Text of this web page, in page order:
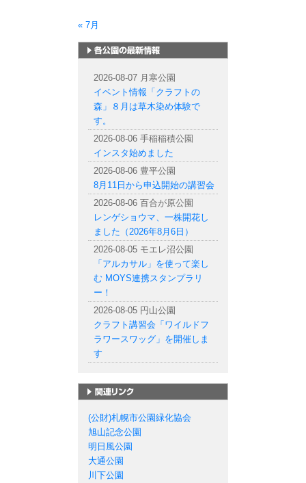
« 7月
2026-08-07 月寒公園
イベント情報「クラフトの
森」８月は草木染め体験で
す。
2026-08-06 手稲稲積公園
インスタ始めました
2026-08-06 豊平公園
8月11日から申込開始の講習会
2026-08-06 百合が原公園
レンゲショウマ、一株開花し
ました（2026年8月6日）
2026-08-05 モエレ沼公園
「アルカサル」を使って楽し
む MOYS連携スタンプラリ
ー！
2026-08-05 円山公園
クラフト講習会「ワイルドフ
ラワースワッグ」を開催しま
す
(公財)札幌市公園緑化協会
旭山記念公園
明日風公園
大通公園
川下公園